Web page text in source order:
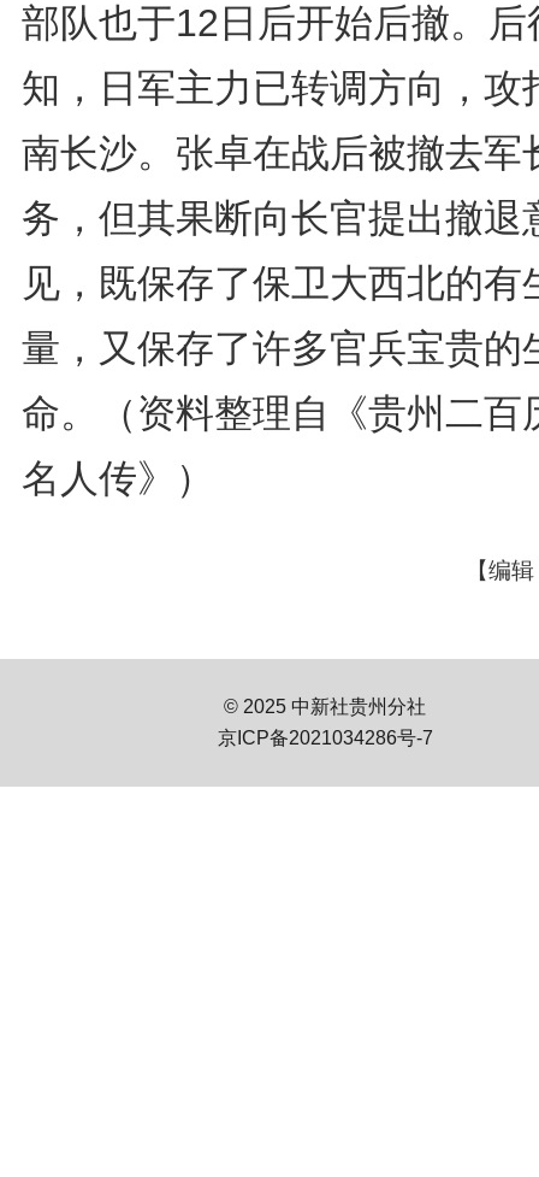
部队也于12日后开始后撤。后
知，日军主力已转调方向，攻
南长沙。张卓在战后被撤去军
务，但其果断向长官提出撤退
见，既保存了保卫大西北的有
量，又保存了许多官兵宝贵的
命。
（资料整理自《贵州二百
名人传》）
【编
© 2025 中新社贵州分社
京ICP备2021034286号-7